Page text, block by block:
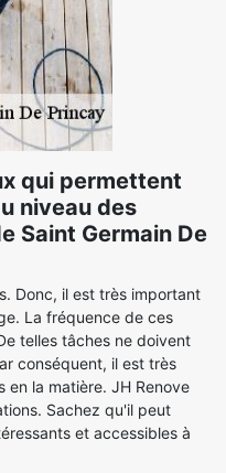
qui permettent
niveau des
Saint Germain De
Donc, il est très important
La fréquence de ces
telles tâches ne doivent
conséquent, il est très
la matière. JH Renove
Sachez qu'il peut
et accessibles à